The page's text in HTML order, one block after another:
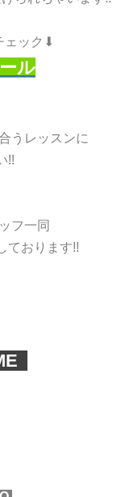
ェック⬇︎
ル
うレッスンに
!!
フ一同
ております!!